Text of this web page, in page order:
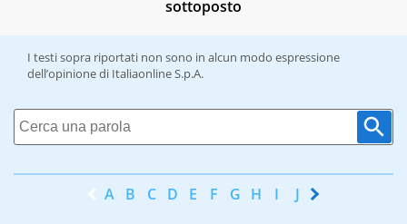
sottoposto
I testi sopra riportati non sono in alcun modo espressione
dell’opinione di Italiaonline S.p.A.
A B C D E F G H I J K